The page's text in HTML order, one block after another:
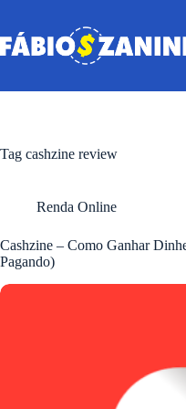
o
conteúdo
Tag cashzine review
Renda Online
Cashzine – Como Ganhar
Pagando)